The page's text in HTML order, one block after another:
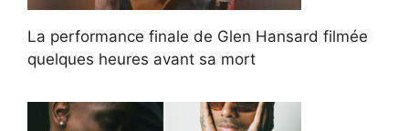
La performance finale de Glen Hansard filmée
quelques heures avant sa mort